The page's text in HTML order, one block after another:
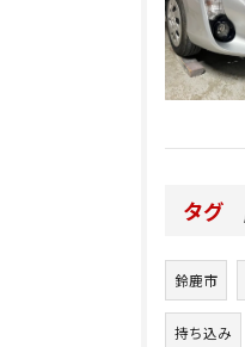
タグ
鈴鹿市
持ち込み